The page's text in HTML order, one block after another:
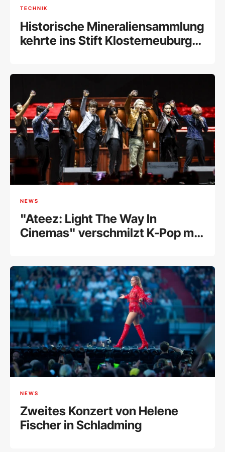
TECHNIK
Historische Mineraliensammlung
kehrte ins Stift Klosterneuburg
NEWS
"Ateez: Light The Way In
Cinemas" verschmilzt K-Pop mit
NEWS
Zweites Konzert von Helene
Fischer in Schladming